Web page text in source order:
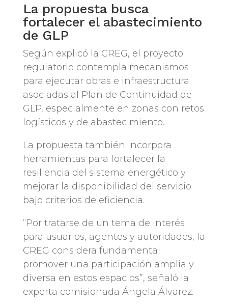
La propuesta busca
fortalecer el abastecimiento
de GLP
Según explicó la CREG, el proyecto
regulatorio contempla mecanismos
para ejecutar obras e infraestructura
asociadas al Plan de Continuidad de
GLP, especialmente en zonas con retos
logísticos y de abastecimiento.
La propuesta también incorpora
herramientas para fortalecer la
resiliencia del sistema energético y
mejorar la disponibilidad del servicio
bajo criterios de eficiencia.
“Por tratarse de un tema de interés
para usuarios, agentes y autoridades, la
CREG considera fundamental
promover una participación amplia y
diversa en estos espacios”, señaló la
experta comisionada Ángela Álvarez.